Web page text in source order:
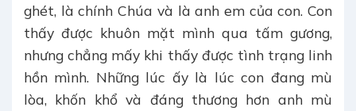
ghét, là chính Chúa và là anh em của con. Con
thấy được khuôn mặt mình qua tấm gương,
nhưng chẳng mấy khi thấy được tình trạng linh
hồn mình. Những lúc ấy là lúc con đang mù
lòa, khốn khổ và đáng thương hơn anh mù